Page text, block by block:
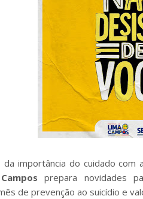
da importância do cuidado com
prepara novidades
de prevenção ao suicídio e